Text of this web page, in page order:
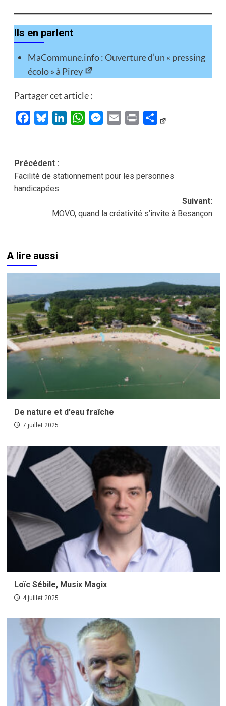
Ils en parlent
MaCommune.info :Ouverture d’un « pressing
écolo » à Pirey
Partager cet article :
FacebookBlueskyLinkedInWhatsAppMessenger
Email Print Partager
Navigation
d’article
Précédent :
Facilité de stationnement pour les personnes
handicapées
Suivant:
MOVO, quand la créativité s’invite à Besançon
A lire aussi
De nature et d’eau fraîche
7 juillet 2025
Loïc Sébile, Musix Magix
4 juillet 2025